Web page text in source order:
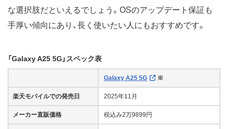
な選択肢だといえるでしょう。OSのアップデート保証も
手厚い傾向にあり、長く使いたい人にもおすすめです。
「Galaxy A25 5G」スペック表
Galaxy A25 5G ※
楽天モバイルでの発売日 2025年11月
メーカー直販価格 税込み2万9899円